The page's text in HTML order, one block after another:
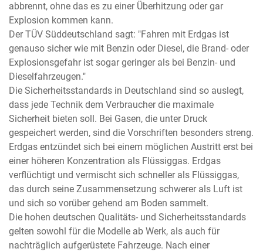
abbrennt, ohne das es zu einer Überhitzung oder gar
Explosion kommen kann.
Der TÜV Süddeutschland sagt: "Fahren mit Erdgas ist
genauso sicher wie mit Benzin oder Diesel, die Brand- oder
Explosionsgefahr ist sogar geringer als bei Benzin- und
Dieselfahrzeugen."
Die Sicherheitsstandards in Deutschland sind so auslegt,
dass jede Technik dem Verbraucher die maximale
Sicherheit bieten soll. Bei Gasen, die unter Druck
gespeichert werden, sind die Vorschriften besonders streng.
Erdgas entzündet sich bei einem möglichen Austritt erst bei
einer höheren Konzentration als Flüssiggas. Erdgas
verflüchtigt und vermischt sich schneller als Flüssiggas,
das durch seine Zusammensetzung schwerer als Luft ist
und sich so vorüber gehend am Boden sammelt.
Die hohen deutschen Qualitäts- und Sicherheitsstandards
gelten sowohl für die Modelle ab Werk, als auch für
nachträglich aufgerüstete Fahrzeuge. Nach einer